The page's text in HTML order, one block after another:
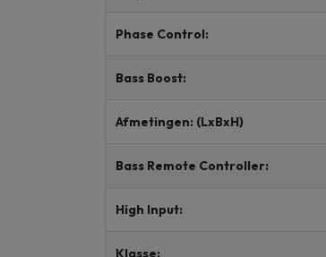
Phase Control:
Bass Boost:
Afmetingen: (LxBxH)
Bass Remote Controller:
High Input:
Klasse: